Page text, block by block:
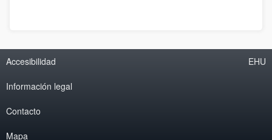
Accesibilidad
Información legal
Contacto
Mapa
EHU